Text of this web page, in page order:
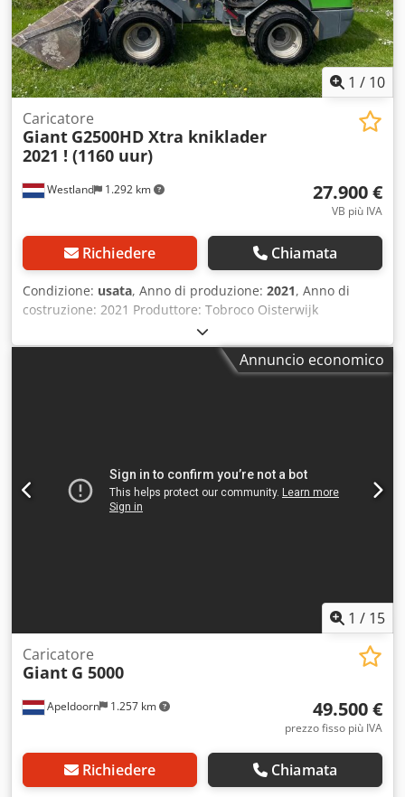
1 / 10
Westland 1.292 km
Caricatore
Giant G2500HD Xtra kniklader
2021 ! (1160 uur)
27.900 €
VB più IVA
Richiedere Chiamata
Condizione: usata, Anno di produzione: 2021, Anno di
costruzione: 2021 Produttore: Tobroco Oisterwijk
Annuncio economico
1 / 15
Apeldoorn 1.257 km
Caricatore
Giant G 5000
49.500 €
prezzo fisso più IVA
Richiedere Chiamata